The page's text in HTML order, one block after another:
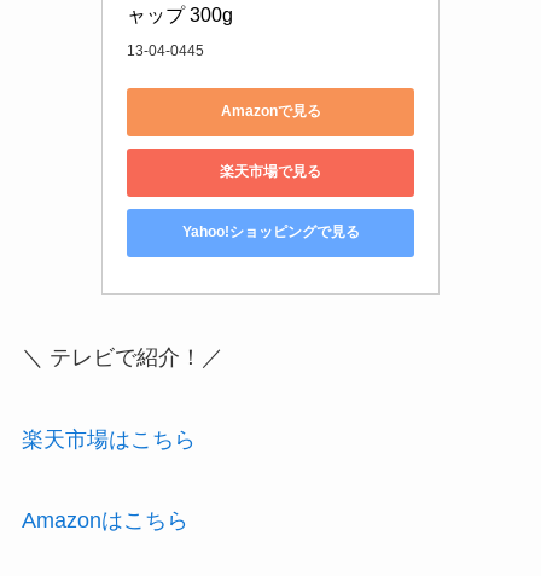
ャップ 300g
13‐04‐0445
Amazonで見る
楽天市場で見る
Yahoo!ショッピングで見る
＼ テレビで紹介！／
楽天市場はこちら
Amazonはこちら